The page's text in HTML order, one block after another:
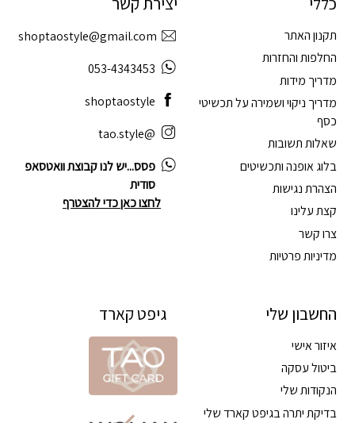
תקנון האתר
החלפות והחזרות
מדריך מידות
מדריך ניקוי ושמירה על תכשיטי
כסף
שאלות תשובות
בלוג אופנה ותכשיטים
הצהרת נגישות
קצת עלינו
צרו קשר
מדיניות פרטיות
החשבון שלי
איזור אישי
ביטול עסקה
הנקודות שלי
בדיקת יתרה בגיפט קארד שלי
shoptaostyle@gmail.com
053-4343453
shoptaostyle
@tao.style
פסס...יש לנו קבוצת וואטסאפ
סודית
לחצו כאן כדי להצטרף
גיפט קארד